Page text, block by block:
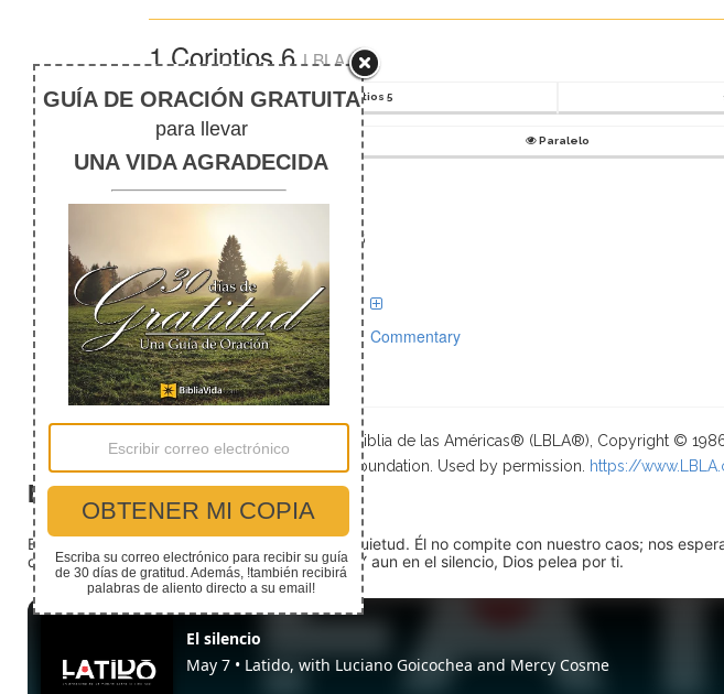
1 Corintios 6LBLA
1 Corintios 5
Paralelo
Study tools for 1 Corintios 6
Comentarios
Commentary
Scripture taken from La Biblia de las Américas® (LBLA®), Copyright ©
Foundation. Used by permission.
https://
El silencio
En medio del ruido, Dios nos encuentra en la quietud. Él no compite con nuestro caos; nos
detente (quédate quieto) Dios está presente. Y aun en el silencio, Dios pelea por ti.